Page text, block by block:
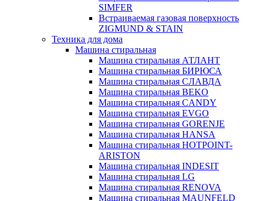
SIMFER
Встраиваемая газовая поверхность
ZIGMUND & STAIN
Техника для дома
Машина стиральная
Машина стиральная АТЛАНТ
Машина стиральная БИРЮСА
Машина стиральная СЛАВДА
Машина стиральная BEKO
Машина стиральная CANDY
Машина стиральная EVGO
Машина стиральная GORENJE
Машина стиральная HANSA
Машина стиральная HOTPOINT-
ARISTON
Машина стиральная INDESIT
Машина стиральная LG
Машина стиральная RENOVA
Машина стиральная MAUNFELD